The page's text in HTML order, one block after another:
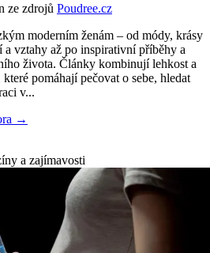
ze zdrojů Poudree.cz
moderním ženám – od módy, krásy
vztahy až po inspirativní příběhy a
života. Články kombinují lehkost a
pomáhají pečovat o sebe, hledat
v...
→
a zajímavosti